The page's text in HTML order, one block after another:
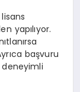
yapılıyor.
başvuru
deneyimli